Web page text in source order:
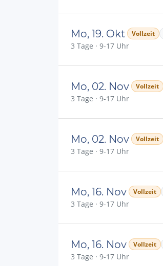
Mo, 19. Okt Vollzeit
3 Tage · 9-17 Uhr
Mo, 02. Nov Vollzeit
3 Tage · 9-17 Uhr
Mo, 02. Nov Vollzeit
3 Tage · 9-17 Uhr
Mo, 16. Nov Vollzeit
3 Tage · 9-17 Uhr
Mo, 16. Nov Vollzeit
3 Tage · 9-17 Uhr